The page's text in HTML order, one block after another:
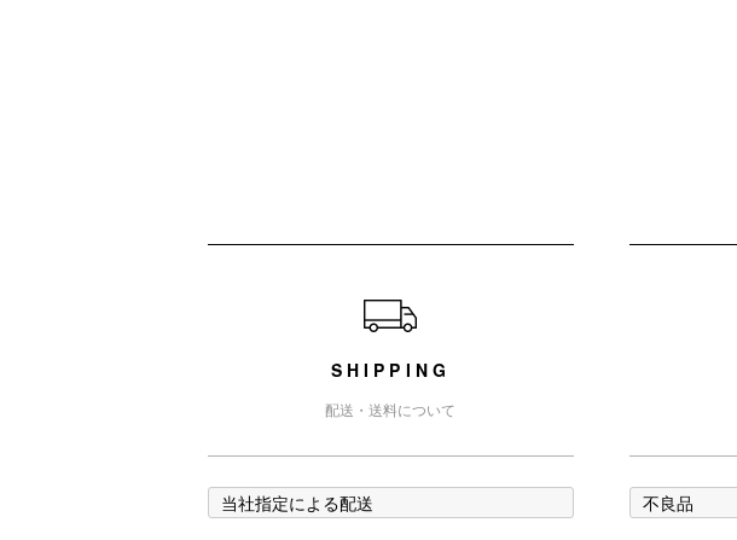
SHIPPING
配送・送料について
当社指定による配送 不良品